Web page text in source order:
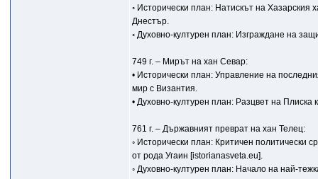
◦ Исторически план: Натискът на Хазарския
Днестър.
◦ Духовно-културен план: Изграждане на
749 г. – Мирът на хан Севар:
• Исторически план: Управление на
мир с Византия.
• Духовно-културен план: Разцвет на
761 г. – Държавният преврат на хан Телец:
◦ Исторически план: Критичен политически
от рода Угаин [istorianasveta.eu].
◦ Духовно-културен план: Начало на най-